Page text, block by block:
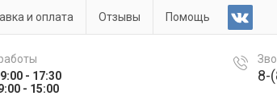
и оплата Отзывы Помощь
- 17:30
- 15:00
8-